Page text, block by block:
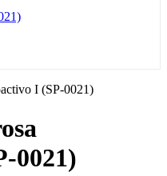
0021)